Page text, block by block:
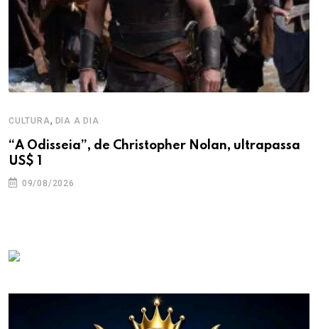
CULTURA, DIA A DIA
“A Odisseia”, de Christopher Nolan, ultrapassa
US$ 1
09/08/2026